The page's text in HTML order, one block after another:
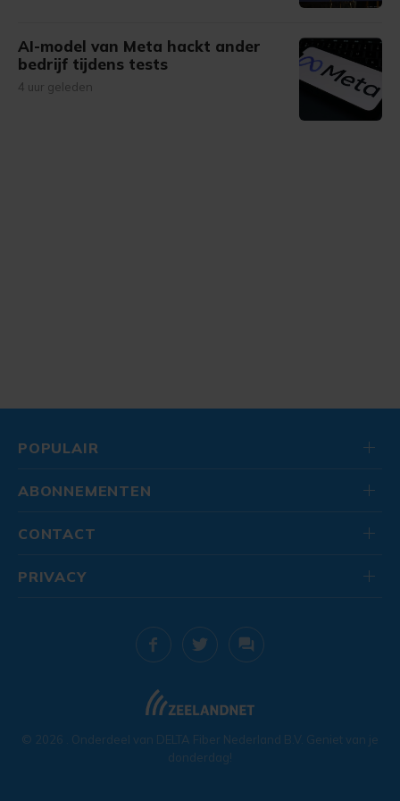
AI-model van Meta hackt ander
bedrijf tijdens tests
4 uur geleden
POPULAIR
ABONNEMENTEN
CONTACT
© 2026 . Onderdeel van DELTA Fiber Nederland B.V. Geniet van je
donderdag!
PRIVACY